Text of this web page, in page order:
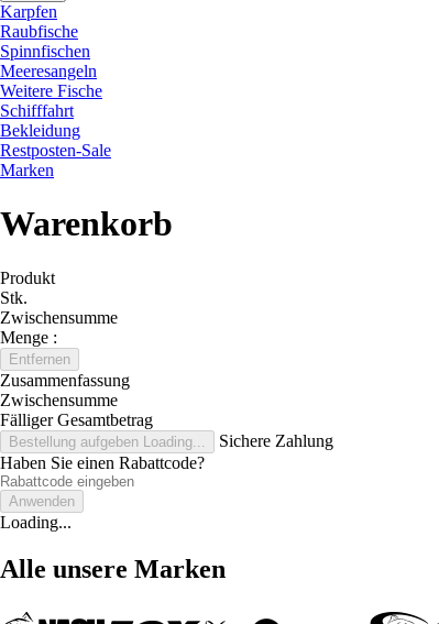
Karpfen
Raubfische
Spinnfischen
Meeresangeln
Weitere Fische
Schifffahrt
Bekleidung
Restposten-Sale
Marken
Warenkorb
Produkt
Stk.
Zwischensumme
Menge :
Entfernen
Zusammenfassung
Zwischensumme
Fälliger Gesamtbetrag
Bestellung aufgeben Loading...
Sichere Zahlung
Haben Sie einen Rabattcode?
Anwenden
Loading...
Alle unsere Marken